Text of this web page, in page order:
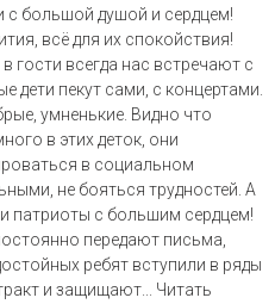
с большой душой и сердцем!
всё для их спокойствия!
гости всегда нас встречают с
дети пекут сами, с концертами.
умненькие. Видно что
в этих деток, они
в социальном
не бояться трудностей. А
патриоты с большим сердцем!
передают письма,
ребят вступили в ряды
и защищают... Читать